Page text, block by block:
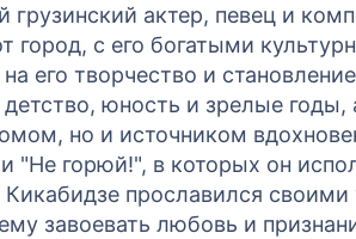
грузинский актер, певец и
город, с его богатыми
его творчество и
юность и зрелые
но и источником
горюй!", в которых он
Кикабидзе прославился
завоевать любовь и